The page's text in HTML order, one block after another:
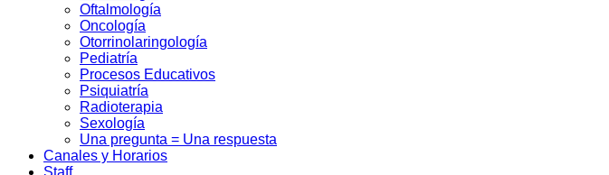
Oftalmologí­a
Oncología
Otorrinolaringologí­a
Pediatría
Procesos Educativos
Psiquiatrí­a
Radioterapia
Sexologí­a
Una pregunta = Una respuesta
Canales y Horarios
Staff